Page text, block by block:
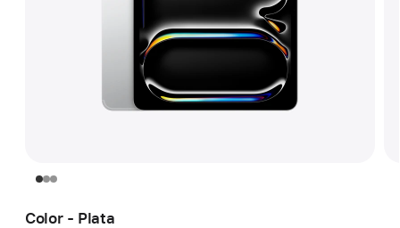
Color - Plata